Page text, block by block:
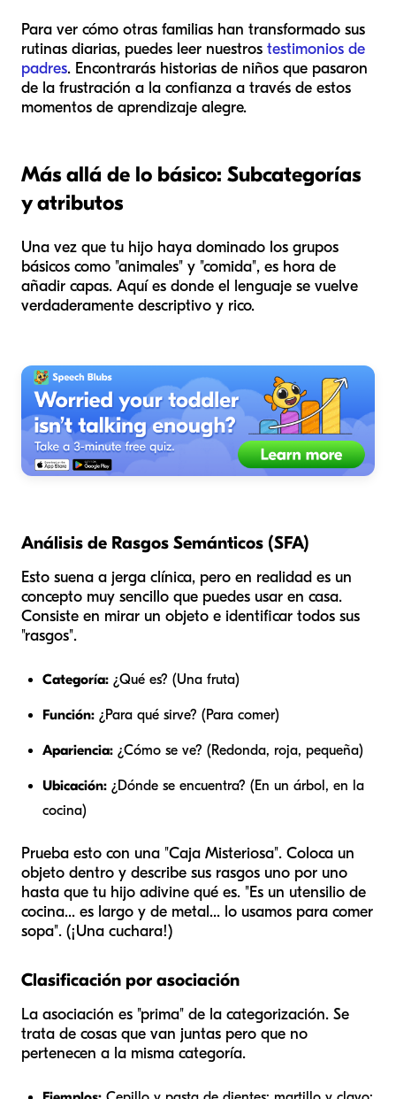
Para ver cómo otras familias han transformado sus
rutinas diarias, puedes leer nuestros testimonios de
padres. Encontrarás historias de niños que pasaron
de la frustración a la confianza a través de estos
momentos de aprendizaje alegre.
Más allá de lo básico: Subcategorías
y atributos
Una vez que tu hijo haya dominado los grupos
básicos como "animales" y "comida", es hora de
añadir capas. Aquí es donde el lenguaje se vuelve
verdaderamente descriptivo y rico.
Análisis de Rasgos Semánticos (SFA)
Esto suena a jerga clínica, pero en realidad es un
concepto muy sencillo que puedes usar en casa.
Consiste en mirar un objeto e identificar todos sus
"rasgos".
Categoría: ¿Qué es? (Una fruta)
Función: ¿Para qué sirve? (Para comer)
Apariencia: ¿Cómo se ve? (Redonda, roja, pequeña)
Ubicación: ¿Dónde se encuentra? (En un árbol, en la
cocina)
Prueba esto con una "Caja Misteriosa". Coloca un
objeto dentro y describe sus rasgos uno por uno
hasta que tu hijo adivine qué es. "Es un utensilio de
cocina... es largo y de metal... lo usamos para comer
sopa". (¡Una cuchara!)
Clasificación por asociación
La asociación es "prima" de la categorización. Se
trata de cosas que van juntas pero que no
pertenecen a la misma categoría.